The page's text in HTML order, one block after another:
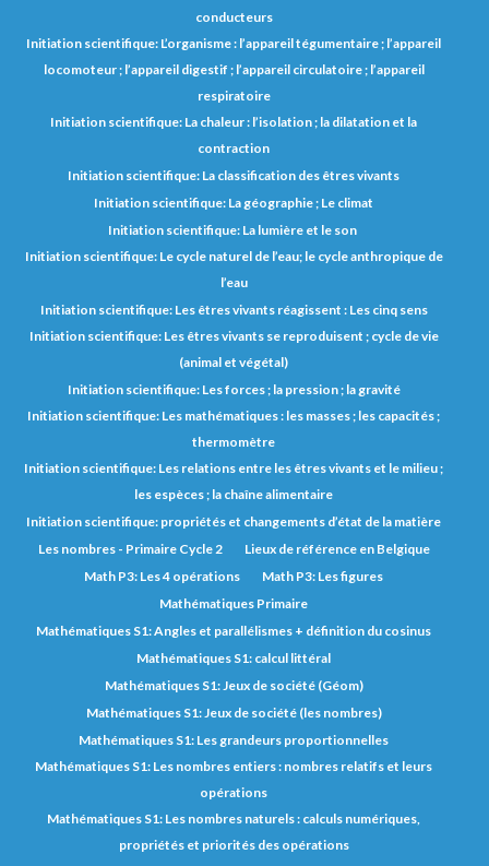
conducteurs
Initiation scientifique: L’organisme : l’appareil tégumentaire ; l’appareil
locomoteur ; l’appareil digestif ; l’appareil circulatoire ; l’appareil
respiratoire
Initiation scientifique: La chaleur : l’isolation ; la dilatation et la
contraction
Initiation scientifique: La classification des êtres vivants
Initiation scientifique: La géographie ; Le climat
Initiation scientifique: La lumière et le son
Initiation scientifique: Le cycle naturel de l’eau; le cycle anthropique de
l’eau
Initiation scientifique: Les êtres vivants réagissent : Les cinq sens
Initiation scientifique: Les êtres vivants se reproduisent ; cycle de vie
(animal et végétal)
Initiation scientifique: Les forces ; la pression ; la gravité
Initiation scientifique: Les mathématiques : les masses ; les capacités ;
thermomètre
Initiation scientifique: Les relations entre les êtres vivants et le milieu ;
les espèces ; la chaîne alimentaire
Initiation scientifique: propriétés et changements d’état de la matière
Les nombres - Primaire Cycle 2
Lieux de référence en Belgique
Math P3: Les 4 opérations
Math P3: Les figures
Mathématiques Primaire
Mathématiques S1: Angles et parallélismes + définition du cosinus
Mathématiques S1: calcul littéral
Mathématiques S1: Jeux de société (Géom)
Mathématiques S1: Jeux de société (les nombres)
Mathématiques S1: Les grandeurs proportionnelles
Mathématiques S1: Les nombres entiers : nombres relatifs et leurs
opérations
Mathématiques S1: Les nombres naturels : calculs numériques,
propriétés et priorités des opérations